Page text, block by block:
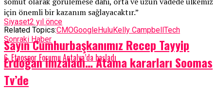
için önemli bir kazanım sağlayacaktır.”
Related Topics:CMOGoogleHuluKelly CampbellTech
Sonraki Haber
6. Etnospor Forumu Antalya’da başladı
Siyaset2 yıl önce
Sayın Cumhurbaşkanımız Recep Tayyip
Erdoğan imzaladı… Atama kararları Soomas
Tv’de